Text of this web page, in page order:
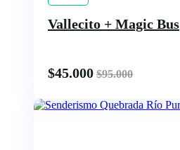
Vallecito + Magic Bus
$45.000 $95.000